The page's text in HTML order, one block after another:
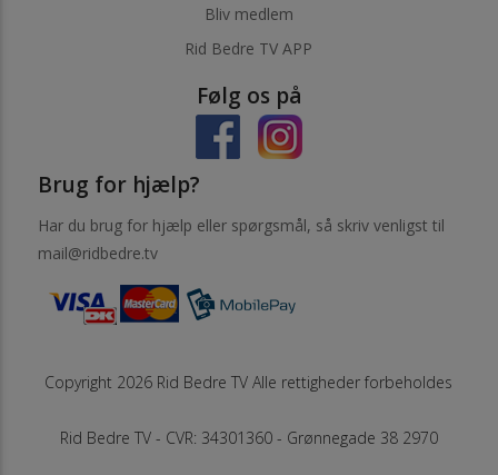
Bliv medlem
Rid Bedre TV APP
Følg os på
Brug for hjælp?
Har du brug for hjælp eller spørgsmål, så skriv venligst til
mail@ridbedre.tv
Copyright 2026 Rid Bedre TV Alle rettigheder forbeholdes
Rid Bedre TV - CVR: 34301360 - Grønnegade 38 2970